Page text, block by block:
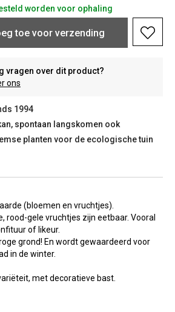
worden voor ophaling
toe voor verzending
vragen over dit product?
ons
1994
spontaan langskomen ook
planten voor de ecologische tuin
(bloemen en vruchtjes).
rood-gele vruchtjes zijn eetbaar. Vooral
of likeur.
grond! En wordt gewaardeerd voor
in de winter.
met decoratieve bast.